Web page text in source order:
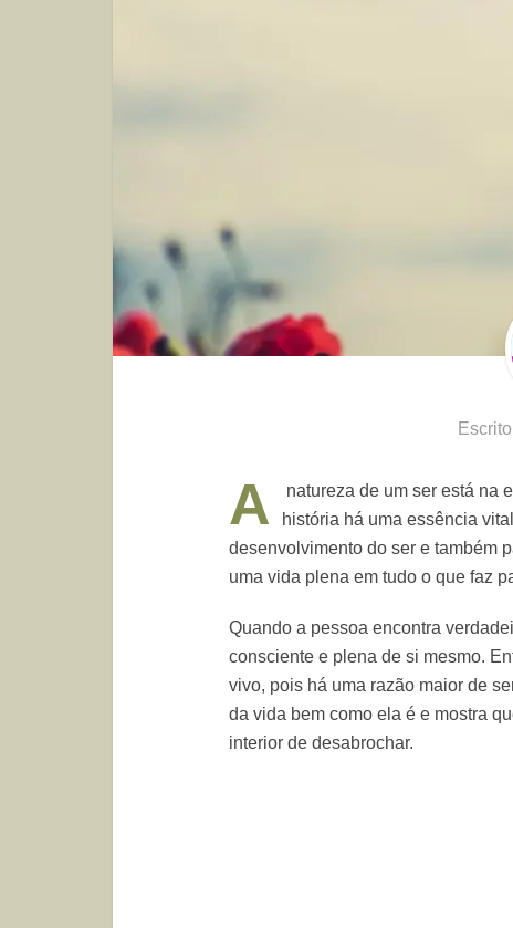
A
natureza de um ser está na
história há uma essência
desenvolvimento do ser e também
uma vida plena em tudo o que faz
Quando a pessoa encontra
consciente e plena de si mesmo.
vivo, pois há uma razão maior de
da vida bem como ela é e mostra
interior de desabrochar.